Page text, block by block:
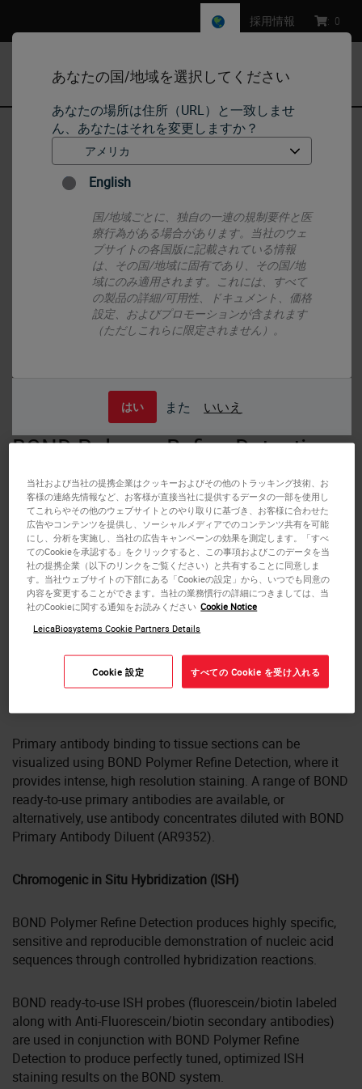
あなたの国/地域を選択してください
あなたの場所は住所（URL）と一致しませ
ん、あなたはそれを変更しますか？
English
国/地域ごとに、独自の一連の規制要件と医
療行為がある場合があります。当社のウェ
ブサイトの各国版に記載されている情報
は、その国/地域に固有であり、その国/地
域にのみ適用されます。これには、すべて
の製品の詳細/可用性、ドキュメント、価格
設定、およびプロモーションが含まれます
（ただしこれらに限定されません）。
はい また いいえ
採用情報 : 0
IHC & ISH • Detection Systems
BOND Polymer Refine Detection
BOND Polymer Refine Detection
A state-of-the-art Compact Polymer detection system for
use in both immunohistochemistry and chromogenic in
situ hybridization. Small multifunctional linkers enhance
tissue penetration, producing unsurpassed sensitivity. The
system is biotin-free.
BOND Polymer Refine Detection contains a peroxide block,
post primary, polymer reagent, DAB chromogen and
hematoxylin counterstain. It is supplied ready-to-use for the
automated BOND system.
Primary antibody binding to tissue sections can be
visualized using BOND Polymer Refine Detection, where it
provides intense, high resolution staining. A range of BOND
ready-to-use primary antibodies are available, or
alternatively, use antibody concentrates diluted with BOND
Primary Antibody Diluent (AR9352).
Chromogenic in Situ Hybridization (ISH)
BOND Polymer Refine Detection produces highly specific,
sensitive and reproducible demonstration of nucleic acid
sequences through controlled hybridization reactions.
BOND ready-to-use ISH probes (fluorescein/biotin labeled
along with Anti-Fluorescein/biotin secondary antibodies)
are used in conjunction with BOND Polymer Refine
Detection to produce perfectly tuned, optimized ISH
staining results on the BOND system.
当社および当社の提携企業はクッキーおよびその他のトラッキング技術、お
客様の連絡先情報など、お客様が直接当社に提供するデータの一部を使用し
てこれらやその他のウェブサイトとのやり取りに基づき、お客様に合わせた
広告やコンテンツを提供し、ソーシャルメディアでのコンテンツ共有を可能
にし、分析を実施し、当社の広告キャンペーンの効果を測定します。「すべ
てのCookieを承認する」をクリックすると、この事項およびこのデータを当
社の提携企業（以下のリンクをご覧ください）と共有することに同意しま
す。当社ウェブサイトの下部にある「Cookieの設定」から、いつでも同意の
内容を変更することができます。当社の業務慣行の詳細につきましては、当
社のCookieに関する通知をお読みください Cookie Notice
LeicaBiosystems Cookie Partners Details
Cookie 設定 すべての Cookie を受け入れる